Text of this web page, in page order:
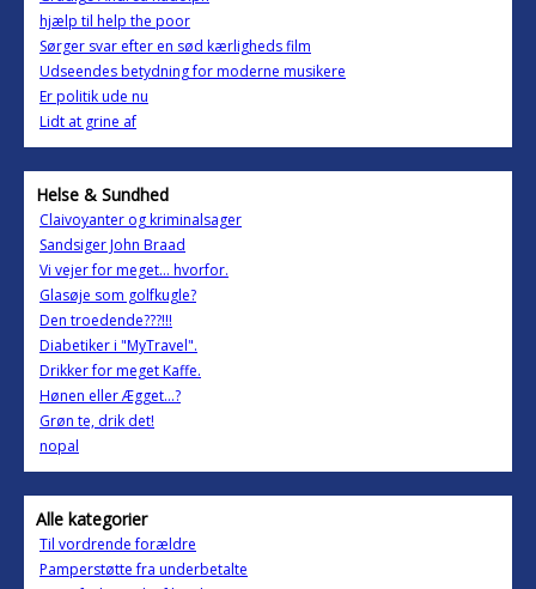
hjælp til help the poor
Sørger svar efter en sød kærligheds film
Udseendes betydning for moderne musikere
Er politik ude nu
Lidt at grine af
Helse & Sundhed
Claivoyanter og kriminalsager
Sandsiger John Braad
Vi vejer for meget... hvorfor.
Glasøje som golfkugle?
Den troedende???!!!
Diabetiker i "MyTravel".
Drikker for meget Kaffe.
Hønen eller Ægget...?
Grøn te, drik det!
nopal
Alle kategorier
Til vordrende forældre
Pamperstøtte fra underbetalte